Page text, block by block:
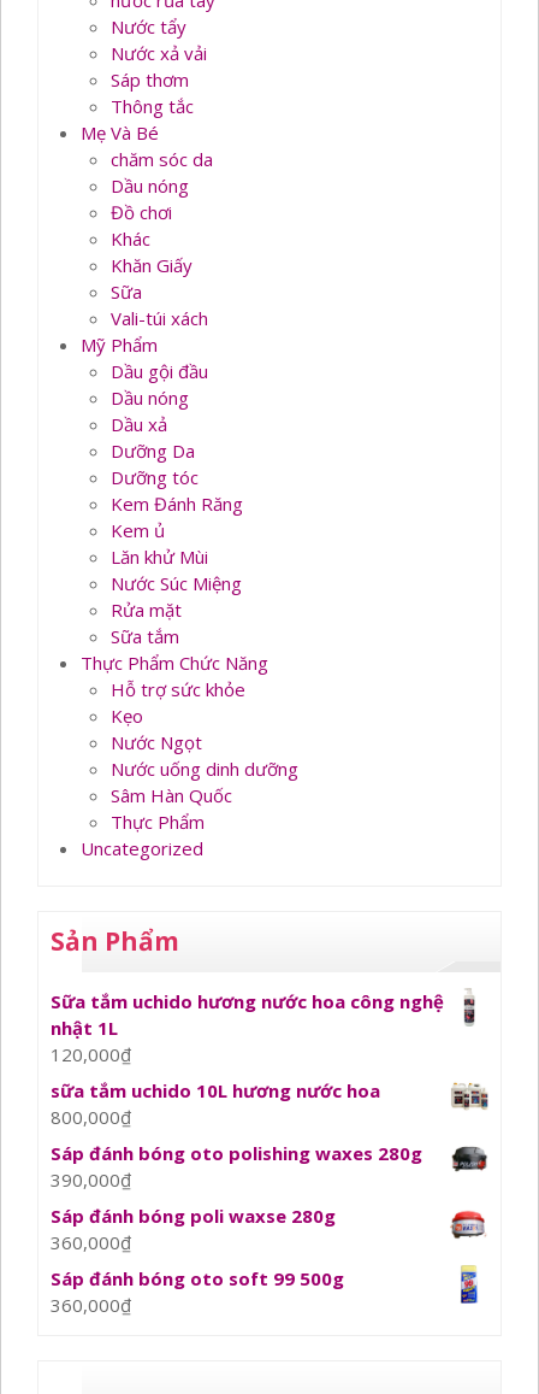
Nước tẩy
Nước xả vải
Sáp thơm
Thông tắc
Mẹ Và Bé
chăm sóc da
Dầu nóng
Đồ chơi
Khác
Khăn Giấy
Sữa
Vali-túi xách
Mỹ Phẩm
Dầu gội đầu
Dầu nóng
Dầu xả
Dưỡng Da
Dưỡng tóc
Kem Đánh Răng
Kem ủ
Lăn khử Mùi
Nước Súc Miệng
Rửa mặt
Sữa tắm
Thực Phẩm Chức Năng
Hỗ trợ sức khỏe
Kẹo
Nước Ngọt
Nước uống dinh dưỡng
Sâm Hàn Quốc
Thực Phẩm
Uncategorized
Sản Phẩm
Sữa tắm uchido hương nước hoa công nghệ
nhật 1L
120,000₫
sữa tắm uchido 10L hương nước hoa
800,000₫
Sáp đánh bóng oto polishing waxes 280g
390,000₫
Sáp đánh bóng poli waxse 280g
360,000₫
Sáp đánh bóng oto soft 99 500g
360,000₫